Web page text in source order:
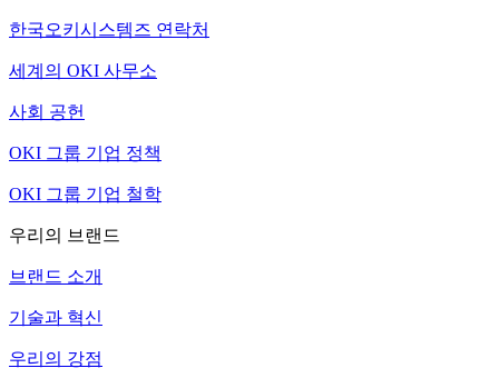
한국오키시스템즈 연락처
세계의 OKI 사무소
사회 공헌
OKI 그룹 기업 정책
OKI 그룹 기업 철학
우리의 브랜드
브랜드 소개
기술과 혁신
우리의 강점